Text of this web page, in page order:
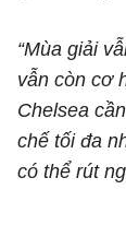
“Mùa giải
vẫn còn cơ
Chelsea
chế tối đa
có thể rút